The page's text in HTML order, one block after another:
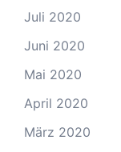
Juli 2020
Juni 2020
Mai 2020
April 2020
März 2020